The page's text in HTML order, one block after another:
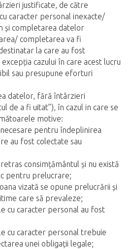
justificate, de către
caracter personal inexacte/
și completarea datelor
completarea va fi
la care au fost
cazului în care acest lucru
sau presupune eforturi
datelor, fără întârzieri
de a fi uitat”), în cazul in care se
motive:
pentru îndeplinirea
au fost colectate sau
consimțământul și nu există
pentru prelucrare;
vizată se opune prelucrării și
care să prevaleze;
cu caracter personal au fost
cu caracter personal trebuie
unei obligații legale;